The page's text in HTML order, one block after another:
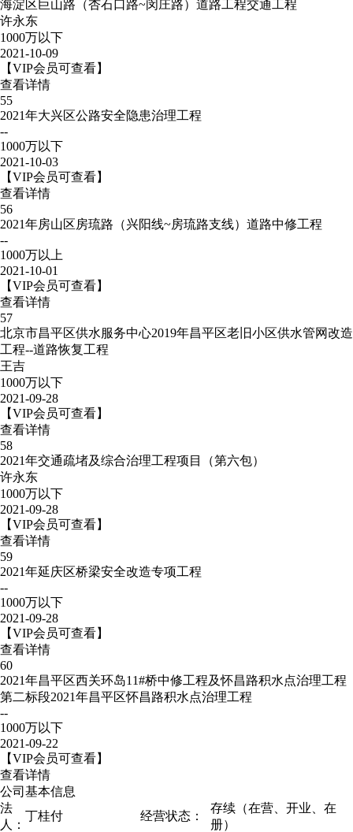
海淀区巨山路（杏石口路~闵庄路）道路工程交通工程
许永东
1000万以下
2021-10-09
【VIP会员可查看】
查看详情
55
2021年大兴区公路安全隐患治理工程
--
1000万以下
2021-10-03
【VIP会员可查看】
查看详情
56
2021年房山区房琉路（兴阳线~房琉路支线）道路中修工程
--
1000万以上
2021-10-01
【VIP会员可查看】
查看详情
57
北京市昌平区供水服务中心2019年昌平区老旧小区供水管网改造
工程--道路恢复工程
王吉
1000万以下
2021-09-28
【VIP会员可查看】
查看详情
58
2021年交通疏堵及综合治理工程项目（第六包）
许永东
1000万以下
2021-09-28
【VIP会员可查看】
查看详情
59
2021年延庆区桥梁安全改造专项工程
--
1000万以下
2021-09-28
【VIP会员可查看】
查看详情
60
2021年昌平区西关环岛11#桥中修工程及怀昌路积水点治理工程
第二标段2021年昌平区怀昌路积水点治理工程
--
1000万以下
2021-09-22
【VIP会员可查看】
查看详情
公司基本信息
法
人：
丁桂付 经营状态：
存续（在营、开业、在
册）